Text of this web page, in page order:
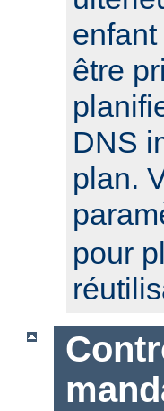
être
DNS
plan.
pour